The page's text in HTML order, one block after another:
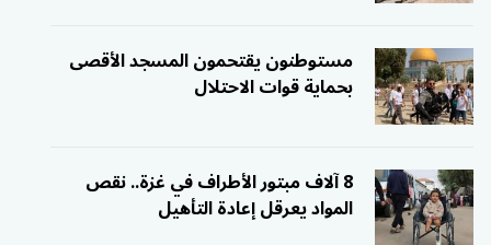
مستوطنون يقتحمون المسجد الأقصى
بحماية قوات الاحتلال
8 آلاف مبتور الأطراف في غزة.. نقص
المواد يعرقل إعادة التأهيل